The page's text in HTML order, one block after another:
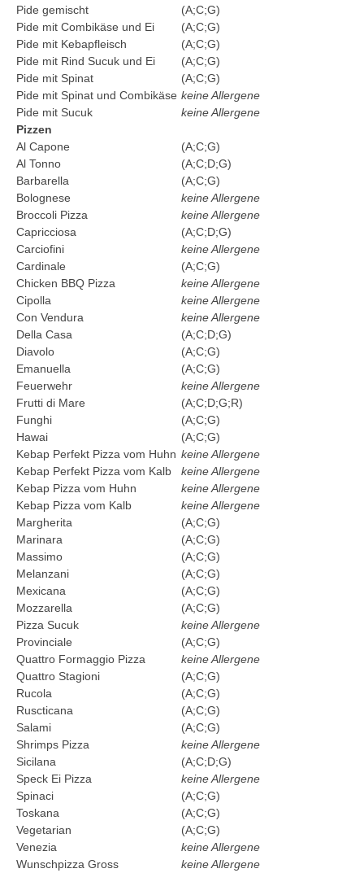
Pide gemischt
(A;C;G)
Pide mit Combikäse und Ei
(A;C;G)
Pide mit Kebapfleisch
(A;C;G)
Pide mit Rind Sucuk und Ei
(A;C;G)
Pide mit Spinat
(A;C;G)
Pide mit Spinat und Combikäse keine Allergene
Pide mit Sucuk
keine Allergene
Pizzen
Al Capone
(A;C;G)
Al Tonno
(A;C;D;G)
Barbarella
(A;C;G)
Bolognese
keine Allergene
Broccoli Pizza
keine Allergene
Capricciosa
(A;C;D;G)
Carciofini
keine Allergene
Cardinale
(A;C;G)
Chicken BBQ Pizza
keine Allergene
Cipolla
keine Allergene
Con Vendura
keine Allergene
Della Casa
(A;C;D;G)
Diavolo
(A;C;G)
Emanuella
(A;C;G)
Feuerwehr
keine Allergene
Frutti di Mare
(A;C;D;G;R)
Funghi
(A;C;G)
Hawai
(A;C;G)
Kebap Perfekt Pizza vom Huhn keine Allergene
Kebap Perfekt Pizza vom Kalb
keine Allergene
Kebap Pizza vom Huhn
keine Allergene
Kebap Pizza vom Kalb
keine Allergene
Margherita
(A;C;G)
Marinara
(A;C;G)
Massimo
(A;C;G)
Melanzani
(A;C;G)
Mexicana
(A;C;G)
Mozzarella
(A;C;G)
Pizza Sucuk
keine Allergene
Provinciale
(A;C;G)
Quattro Formaggio Pizza
keine Allergene
Quattro Stagioni
(A;C;G)
Rucola
(A;C;G)
Ruscticana
(A;C;G)
Salami
(A;C;G)
Shrimps Pizza
keine Allergene
Sicilana
(A;C;D;G)
Speck Ei Pizza
keine Allergene
Spinaci
(A;C;G)
Toskana
(A;C;G)
Vegetarian
(A;C;G)
Venezia
keine Allergene
Wunschpizza Gross
keine Allergene